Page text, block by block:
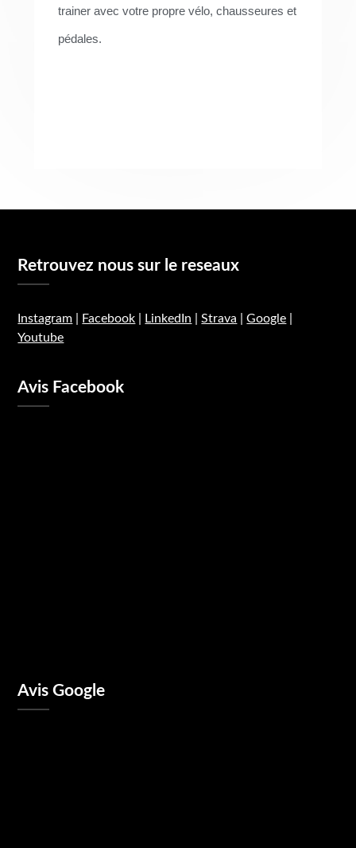
trainer avec votre propre vélo, chausseures et
pédales.
Retrouvez nous sur le reseaux
Instagram Facebook LinkedIn |Strava |Google
Youtube
Avis Facebook
Avis Google